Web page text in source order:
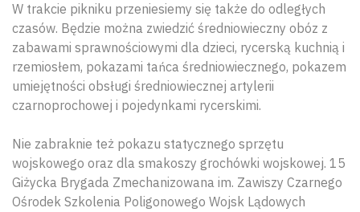
W trakcie pikniku przeniesiemy się także do odległych
czasów. Będzie można zwiedzić średniowieczny obóz z
zabawami sprawnościowymi dla dzieci, rycerską kuchnią i
rzemiosłem, pokazami tańca średniowiecznego, pokazem
umiejętności obsługi średniowiecznej artylerii
czarnoprochowej i pojedynkami rycerskimi.
Nie zabraknie też pokazu statycznego sprzętu
wojskowego oraz dla smakoszy grochówki wojskowej. 15
Giżycka Brygada Zmechanizowana im. Zawiszy Czarnego
Ośrodek Szkolenia Poligonowego Wojsk Lądowych